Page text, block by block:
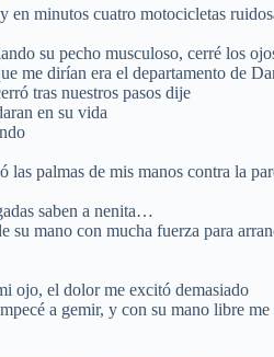
en minutos cuatro motocicletas
su pecho musculoso, cerré los
me dirían era el departamento de
tras nuestros pasos dije
en su vida
palmas de mis manos contra la
saben a nenita…
mano con mucha fuerza para
ojo, el dolor me excitó demasiado
a gemir, y con su mano libre me